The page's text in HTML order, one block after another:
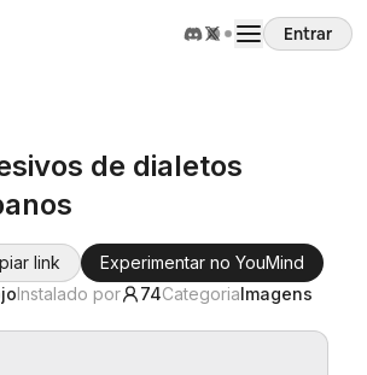
Entrar
de dialetos
link
Experimentar no YouMind
Instalado por 74CategoriaImagens